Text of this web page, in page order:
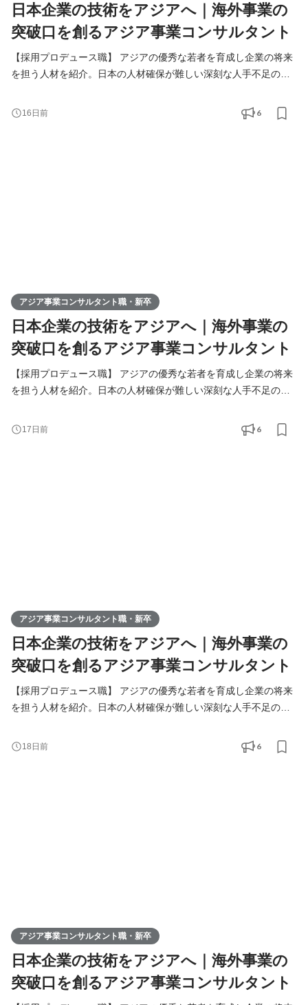
日本企業の技術をアジアへ｜海外事業の
突破口を創るアジア事業コンサルタント
【採用プロデュース職】 アジアの優秀な若者を育成し企業の将来
を担う人材を紹介。日本の人材確保が難しい深刻な人手不足の課
りを核に、日本企業の中国アジアビジネスを支援。当社が手掛け
る様々なアジア事業の課題解決（進出、販路拡大、経営請負、事
16日前 6
アジア事業コンサルタント職・新卒
日本企業の技術をアジアへ｜海外事業の
突破口を創るアジア事業コンサルタント
【採用プロデュース職】 アジアの優秀な若者を育成し企業の将来
を担う人材を紹介。日本の人材確保が難しい深刻な人手不足の課
りを核に、日本企業の中国アジアビジネスを支援。当社が手掛け
る様々なアジア事業の課題解決（進出、販路拡大、経営請負、事
17日前 6
アジア事業コンサルタント職・新卒
日本企業の技術をアジアへ｜海外事業の
突破口を創るアジア事業コンサルタント
【採用プロデュース職】 アジアの優秀な若者を育成し企業の将来
を担う人材を紹介。日本の人材確保が難しい深刻な人手不足の課
りを核に、日本企業の中国アジアビジネスを支援。当社が手掛け
る様々なアジア事業の課題解決（進出、販路拡大、経営請負、事
18日前 6
アジア事業コンサルタント職・新卒
日本企業の技術をアジアへ｜海外事業の
突破口を創るアジア事業コンサルタント